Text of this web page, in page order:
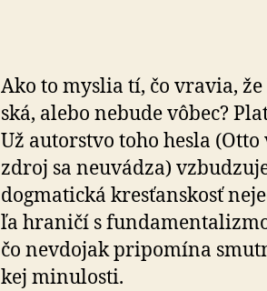
Ako to myslia tí, čo vravia,
ská, alebo nebude vôbec?
Už autorstvo toho hesla
zdroj sa neuvádza)
dogmatická kresťanskosť
ľa hraničí s
čo nevdojak pripomína
kej minulosti.